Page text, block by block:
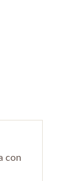
con